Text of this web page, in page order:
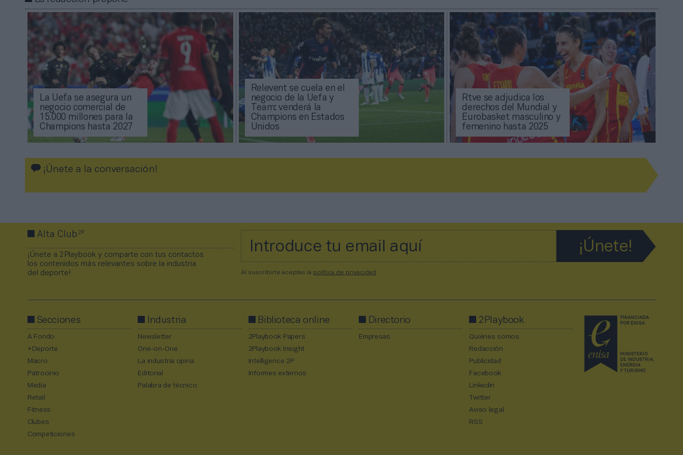
La Uefa se asegura un
negocio comercial de
15.000 millones para la
Champions hasta 2027
Relevent se cuela en el
negocio de la Uefa y
Team: venderá la
Champions en Estados
Unidos
Rtve se adjudica los
derechos del Mundial y
Eurobasket masculino y
femenino hasta 2025
¡Únete a la conversación!
Alta Club2P
¡Únete a 2Playbook y comparte con tus contactos
los contenidos más relevantes sobre la industria
del deporte!
Al suscribirte aceptas la política de privacidad
Secciones
A Fondo
+Deporte
Macro
Patrocinio
Media
Retail
Fitness
Clubes
Competiciones
Industria
Newsletter
One-on-One
La industria opina
Editorial
Palabra de técnico
Biblioteca online
2Playbook Papers
2Playbook Insight
Intelligence 2P
Informes externos
Directorio
Empresas
2Playbook
Quiénes somos
Redacción
Publicidad
Facebook
Linkedin
Twitter
Aviso legal
RSS